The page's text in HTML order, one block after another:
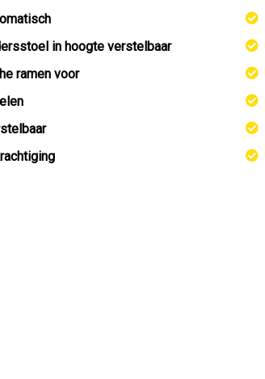
in hoogte verstelbaar
ramen voor